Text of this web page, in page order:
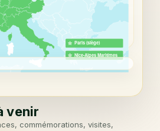
Paris (siège)
Nice-Alpes Maritimes
venir
commémorations, visites,